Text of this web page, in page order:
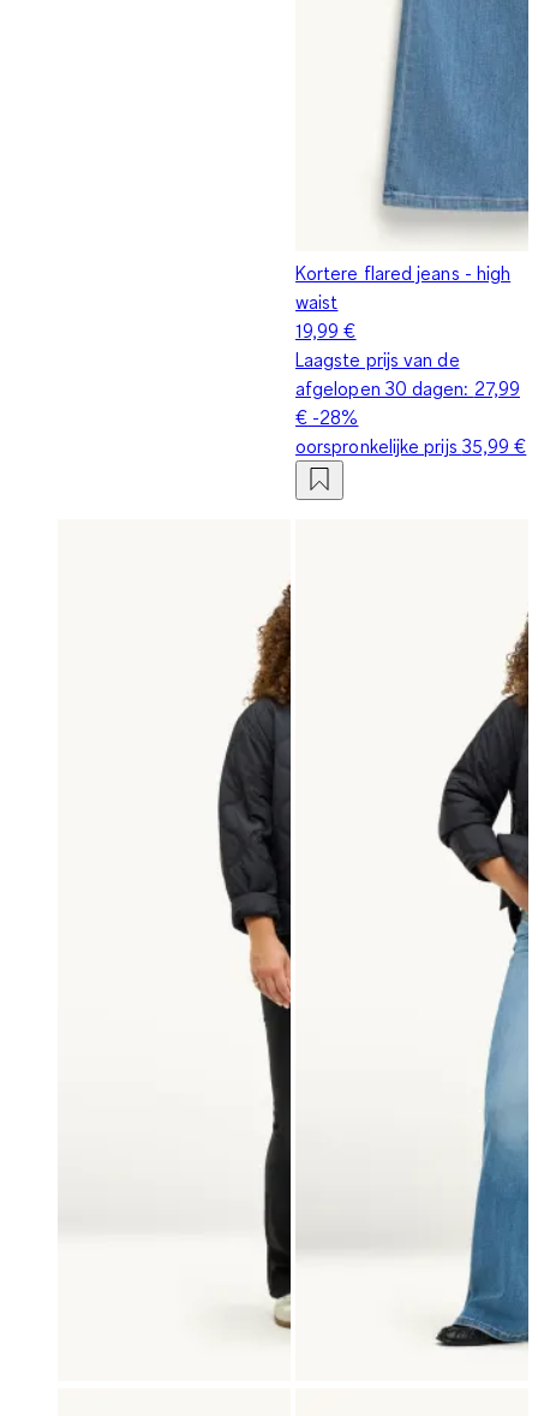
Kortere flared jeans - high
waist
19,99 €
Laagste prijs van de
afgelopen 30 dagen: 27,99
€ -28%
oorspronkelijke prijs 35,99 €